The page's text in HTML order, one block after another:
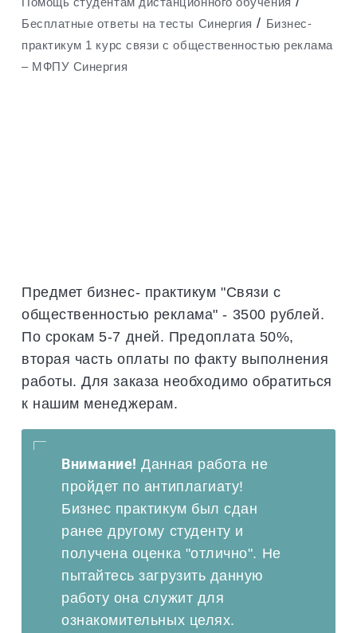
Бесплатные ответы на тесты Синергия / Бизнес-
практикум 1 курс связи с общественностью реклама
– МФПУ Синергия
Предмет бизнес- практикум "Связи с
общественностью реклама" - 3500 рублей.
По срокам 5-7 дней. Предоплата 50%,
вторая часть оплаты по факту выполнения
работы. Для заказа необходимо обратиться
к нашим менеджерам.
Внимание! Данная работа не
пройдет по антиплагиату!
Бизнес практикум был сдан
ранее другому студенту и
получена оценка "отлично". Не
пытайтесь загрузить данную
работу она служит для
ознакомительных целях.